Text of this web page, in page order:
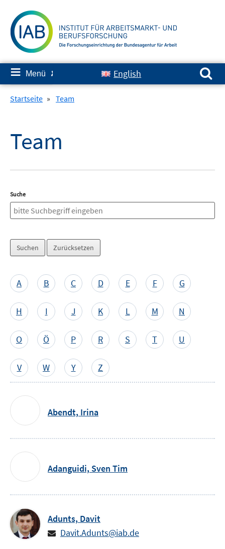
zum
Inhalt
≡ Menü ✘ English
Suchen nach:
Startseite » Team
Team
Suche
per
Buchstabe
überspringen
A B C D E F G
H I J K L M N
O Ö P R S T U
V W Y Z
Abendt, Irina
Adanguidi, Sven Tim
Adunts, Davit
Davit.Adunts@iab.de